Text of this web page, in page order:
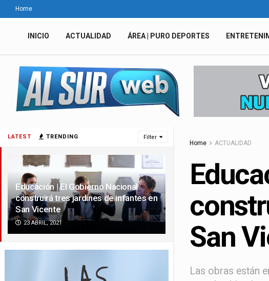
LATEST TRENDING Filter
Educación | El Gobierno Nacional
construirá tres jardines de infantes en
San Vicente
23 ABRIL, 2021
Home
INICIO ACTUALIDAD ÁREA | PURO DEPORTES
Home ACTUALIDAD
San
Las obras están